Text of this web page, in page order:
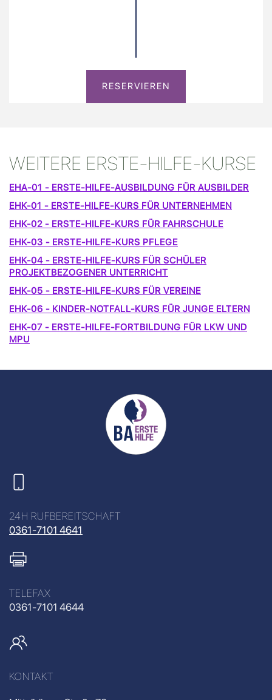
RESERVIEREN
WEITERE ERSTE-HILFE-KURSE
EHA-01 - ERSTE-HILFE-AUSBILDUNG FÜR AUSBILDER
EHK-01 - ERSTE-HILFE-KURS FÜR UNTERNEHMEN
EHK-02 - ERSTE-HILFE-KURS FÜR FAHRSCHULE
EHK-03 - ERSTE-HILFE-KURS PFLEGE
EHK-04 - ERSTE-HILFE-KURS FÜR SCHÜLER
PROJEKTBEZOGENER UNTERRICHT
EHK-05 - ERSTE-HILFE-KURS FÜR VEREINE
EHK-06 - KINDER-NOTFALL-KURS FÜR JUNGE ELTERN
EHK-07 - ERSTE-HILFE-FORTBILDUNG FÜR LKW UND
MPU
24H RUFBEREITSCHAFT
0361-7101 4641
TELEFAX
0361-7101 4644
KONTAKT